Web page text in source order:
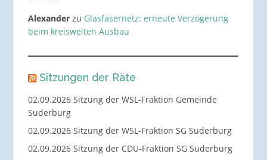
Alexanderzu Glasfasernetz: erneute Verzögerung
beim kreisweiten Ausbau
Sitzungen der Räte
02.09.2026 Sitzung der WSL-Fraktion Gemeinde
Suderburg
02.09.2026 Sitzung der WSL-Fraktion SG Suderburg
02.09.2026 Sitzung der CDU-Fraktion SG Suderburg